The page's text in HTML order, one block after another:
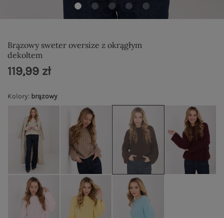
Brązowy sweter oversize z okrągłym
dekoltem
Kolory: brązowy
119,99 zł